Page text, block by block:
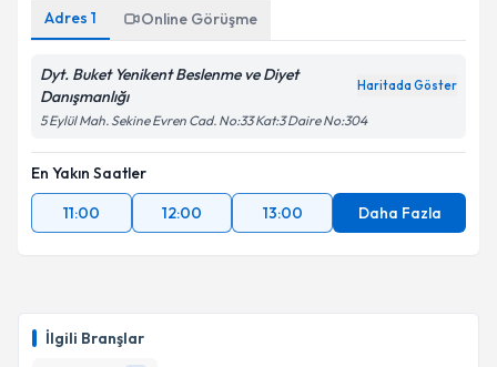
İlgili Branşlar
Adres 1 Online Görüşme
Dyt. Buket Yenikent Beslenme ve Diyet
Danışmanlığı
Haritada Göster
5 Eylül Mah. Sekine Evren Cad. No:33 Kat:3 Daire No:304
En Yakın Saatler
11:00
12:00 13:00 Daha Fazla